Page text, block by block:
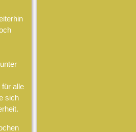
alle
sich